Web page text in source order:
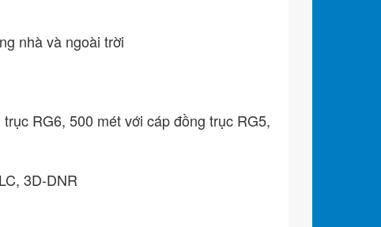
nhà và ngoài trời
RG6, 500 mét với cáp đồng trục RG5,
3D-DNR